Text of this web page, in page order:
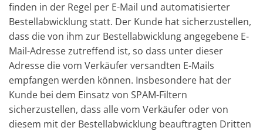
finden in der Regel per E-Mail und automatisierter
Bestellabwicklung statt. Der Kunde hat sicherzustellen,
dass die von ihm zur Bestellabwicklung angegebene E-
Mail-Adresse zutreffend ist, so dass unter dieser
Adresse die vom Verkäufer versandten E-Mails
empfangen werden können. Insbesondere hat der
Kunde bei dem Einsatz von SPAM-Filtern
sicherzustellen, dass alle vom Verkäufer oder von
diesem mit der Bestellabwicklung beauftragten Dritten